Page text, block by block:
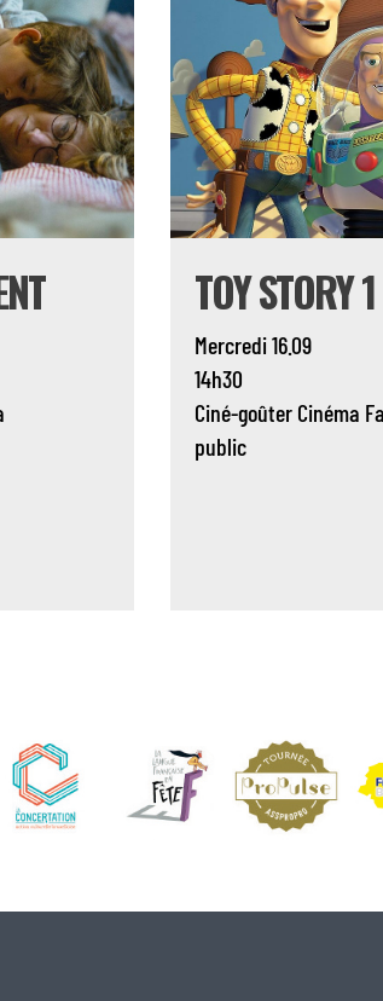
TOY STORY 1
Mercredi 16.09
14h30
Ciné-goûter Cinéma
public